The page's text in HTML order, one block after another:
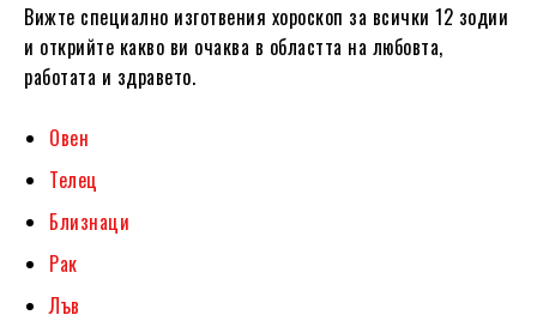
Вижте специално изготвения хороскоп за всички 12 зодии
и открийте какво ви очаква в областта на любовта,
работата и здравето.
Овен
Телец
Близнаци
Рак
Лъв